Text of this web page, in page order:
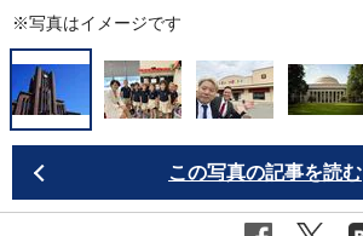
※写真はイメージです
この写真の記事を読む